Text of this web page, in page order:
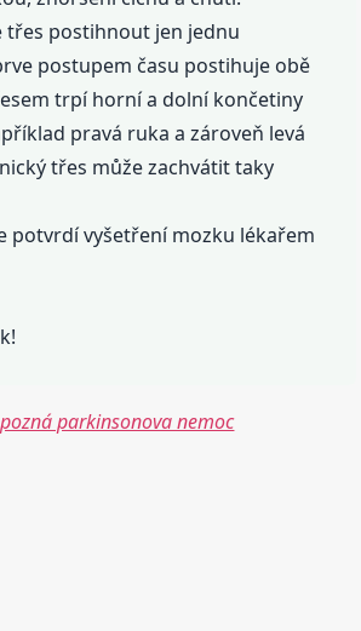
třes postihnout jen jednu
postupem času postihuje obě
trpí horní a dolní končetiny
pravá ruka a zároveň levá
třes může zachvátit taky
potvrdí vyšetření mozku lékařem
pozná parkinsonova nemoc